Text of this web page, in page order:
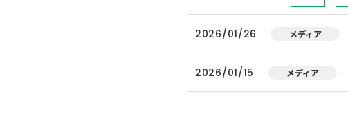
2026/01/26 メディア
2026/01/15 メディア